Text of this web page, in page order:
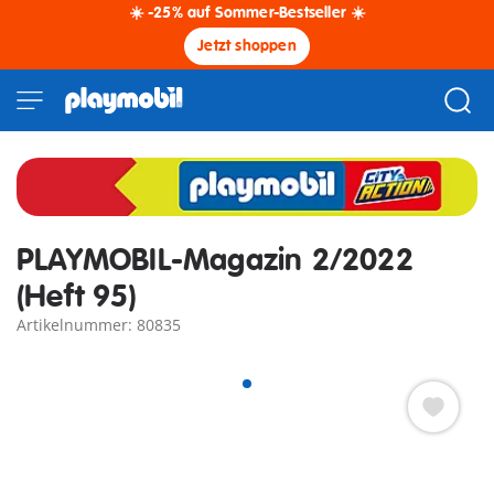
☀️ -25% auf Sommer-Bestseller ☀️
Jetzt shoppen
PLAYMOBIL-Magazin 2/2022
(Heft 95)
Artikelnummer: 80835